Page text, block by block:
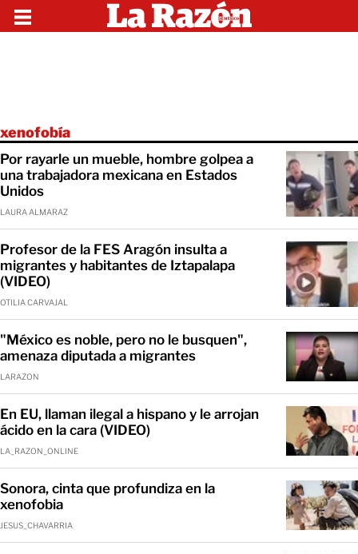
xenofobía
Por rayarle un mueble, hombre golpea a
una trabajadora mexicana en Estados
Unidos
LAURA ALMARAZ
Profesor de la FES Aragón insulta a
migrantes y habitantes de Iztapalapa
(VIDEO)
OTILIA CARVAJAL
"México es noble, pero no le busquen",
amenaza diputada a migrantes
LARAZON
En EU, llaman ilegal a hispano y le arrojan
ácido en la cara (VIDEO)
LA_RAZON_ONLINE
Sonora, cinta que profundiza en la
xenofobia
JESUS_CHAVARRIA